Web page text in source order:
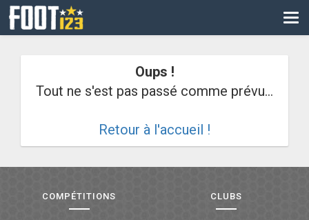
CM
Oups !
Tout ne s'est pas passé comme prévu...
Retour à l'accueil !
COMPÉTITIONS CLUBS